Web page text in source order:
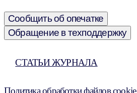
Сообщить об опечатке
Обращение в техподдержку
СТАТЬИ ЖУРНАЛА
Политика обработки файлов cookie